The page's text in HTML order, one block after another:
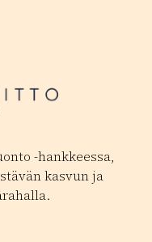
-hankkeessa,
kasvun ja